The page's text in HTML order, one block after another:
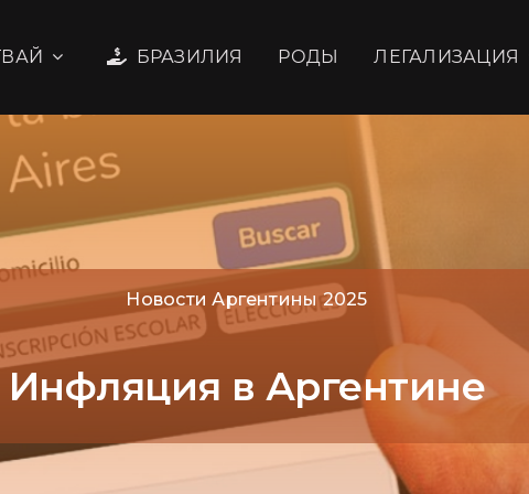
БРАЗИЛИЯ РОДЫ ЛЕГАЛИЗАЦИЯ
Новости Аргентины 2025
Инфляция в Аргентине